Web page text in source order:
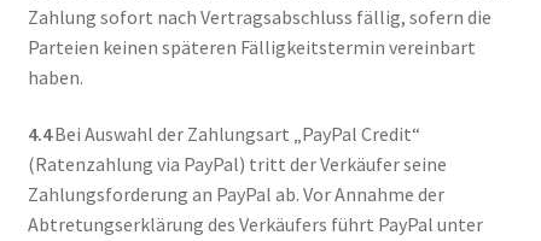
Zahlung sofort nach Vertragsabschluss fällig, sofern die
Parteien keinen späteren Fälligkeitstermin vereinbart
haben.
4.4Bei Auswahl der Zahlungsart „PayPal Credit“
(Ratenzahlung via PayPal) tritt der Verkäufer seine
Zahlungsforderung an PayPal ab. Vor Annahme der
Abtretungserklärung des Verkäufers führt PayPal unter